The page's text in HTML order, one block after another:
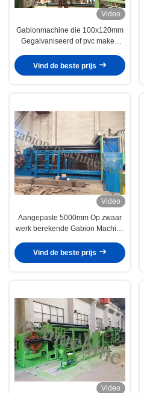
Video
Gabionmachine die 100x120mm
Gegalvaniseerd of pvc maken
Draadnetwerk
Vind de beste prijs
Video
Aangepaste 5000mm Op zwaar
werk berekende Gabion Machine
voor Burgerlijke bouwkunde
Vind de beste prijs
Video